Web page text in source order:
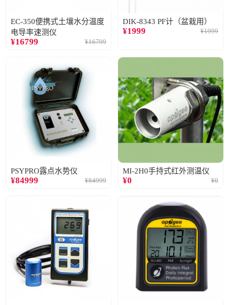
EC-350便携式土壤水分温度
电导率速测仪
¥16799 ¥16799
DIK-8343 PF计（盆栽用）
¥1999 ¥1999
PSYPRO露点水势仪
¥84999 ¥84999
MI-2H0手持式红外测温仪
¥0 ¥0